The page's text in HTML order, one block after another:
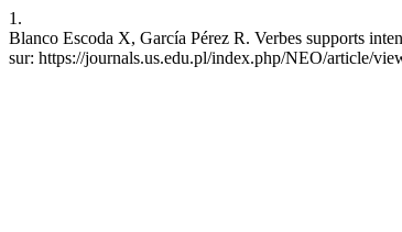
1.
Blanco Escoda X, García Pérez R. Verbes supports
sur: https://journals.us.edu.pl/index.php/NEO/article/